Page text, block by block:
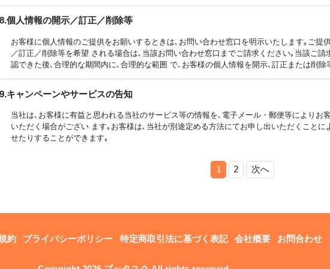
8.個人情報の開示／訂正／削除等
お客様に個人情報のご提供をお願いするときは､お問い合わせ窓口を明示いたします｡ご提
／訂正／削除等を希望 される場合は､当該お問い合わせ窓口までご請求ください｡当該ご
認できた後､合理的な期間内に､合理的な範囲 で､お客様の個人情報を開示､訂正または削除
9.キャンペーンやサービスの告知
当社は､お客様に有益と思われる当社のサービス等の情報を､電子メール・郵便等によりお
いただく場合がござい ます｡お客様は､当社が別途定める方法にてお申し出いただくこと
せたりすることができます｡
1 2 次へ
約 プライバシーポリシー 特定商取引法に基づく表記 会社概要 お問合わせ